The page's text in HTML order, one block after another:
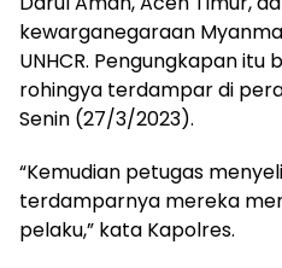
kewarganegaraan
UNHCR. Pengungkapan
rohingya terdampar di
Senin (27/3/2023).
“Kemudian petugas
terdamparnya mereka
pelaku,” kata Kapolres.